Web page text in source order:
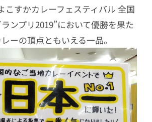
こすかカレーフェスティバル 全国
ンプリ2019”において優勝を果た
ーの頂点ともいえる一品。